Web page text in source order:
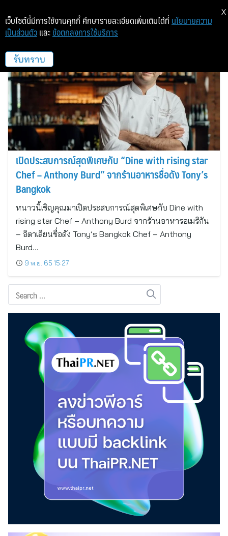
dusitD2 Khao Yai
เปิดประสบการณ์สุดพิเศษกับ “Dine with rising star
Chef – Anthony Burd” จากร้านอาหารชื่อดัง Tony’s
Bangkok
หนาวนี้เชิญคุณมาเปิดประสบการณ์สุดพิเศษกับ Dine with
rising star Chef – Anthony Burd จากร้านอาหารอเมริกัน
– อิตาเลียนชื่อดัง Tony’s Bangkok Chef – Anthony
Burd…
9 พ.ย. 65 15:27
เว็บไซต์นี้มีการใช้งานคุกกี้ ศึกษารายละเอียดเพิ่มเติมได้ที่ นโยบายความ
เป็นส่วนตัว และ ข้อตกลงการใช้บริการ
รับทราบ
X